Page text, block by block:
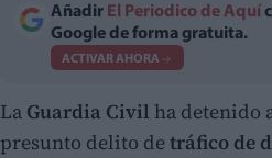
Añadir El Periodico de Aquí
Google de forma gratuita.
ACTIVAR AHORA
La Guardia Civil ha detenido
presunto delito detráfico de